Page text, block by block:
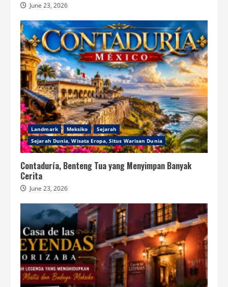
June 23, 2026
Landmark Meksiko
Sejarah
Sejarah Dunia, Wisata Eropa, Situs Warisan Dunia
Contaduría, Benteng Tua yang Menyimpan Banyak
Cerita
June 23, 2026